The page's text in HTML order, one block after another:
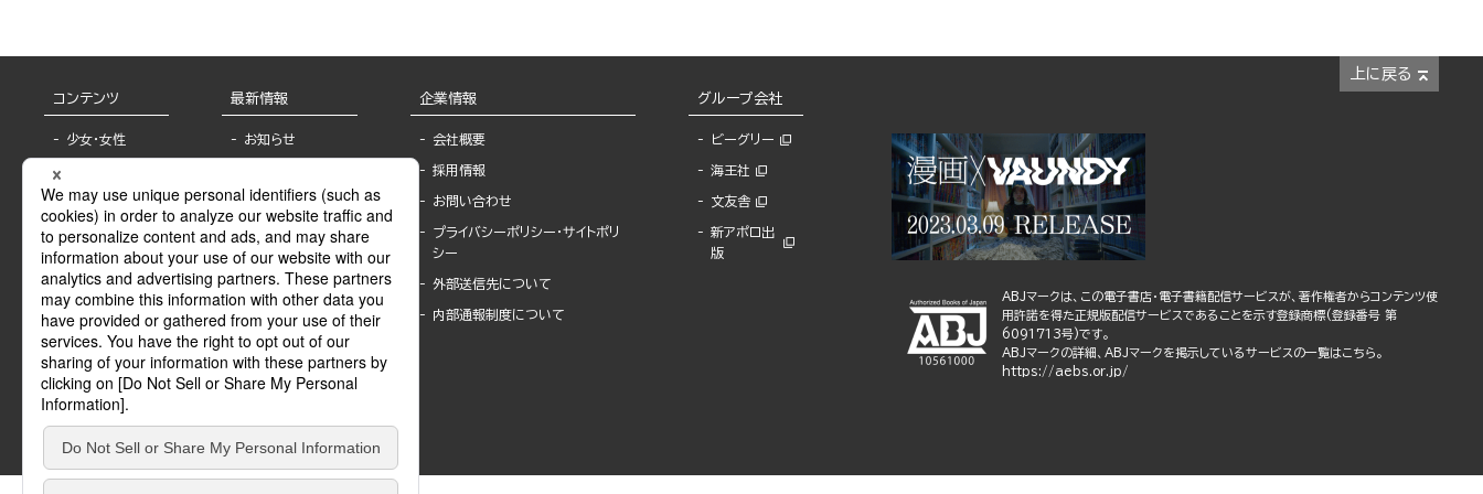
上に戻る
コンテンツ
少女・女性
BL
ライトノベル
青年・一般
グラビア・写真
モーター誌
SPECIAL
Sublicense
最新情報
お知らせ
報
書店様へ
海外ライセンシー
公式SNSアカウ
ント
作家一覧
Keyword list
Author list
企業情報
会社概要
採用情報
お問い合わせ
プライバシーポリシー・サイトポリ
シー
外部送信先について
内部通報制度について
グループ会社
ビーグリー
海王社
文友舎
新アポロ出
版
ABJマークは、この電子書店・電子書籍配信サービスが、著作権者からコンテンツ使
用許諾を得た正規版配信サービスであることを示す登録商標(登録番号 第
6091713号)です。
ABJマークの詳細、ABJマークを掲示しているサービスの一覧はこちら。
https://aebs.or.jp/